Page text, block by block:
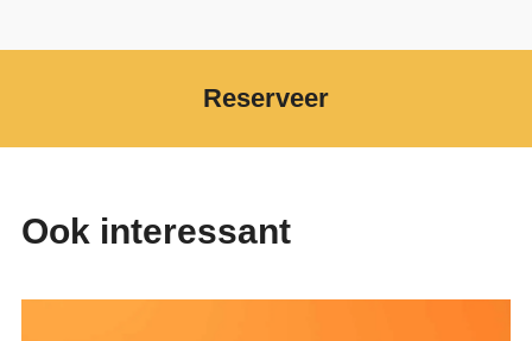
Reserveer
Ook interessant